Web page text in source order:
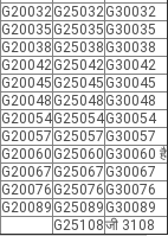
G20032G25032G30032
G20035 G25035 G30035
G20038 G25038 G30038
G20042G25042G30042
G20045 G25045 G30045
G20048 G25048 G30048
G20054G25054G30054
G20057 G25057 G30057
G20060 G25060 G30060 है
G20067 G25067 G30067
G20076 G25076 G30076
G20089 G25089 G30089
G25108जी 3108